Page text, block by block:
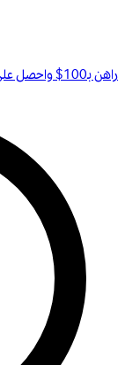
راهن بـ100$ واحصل على 300$